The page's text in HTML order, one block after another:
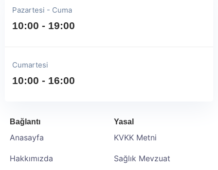
Pazartesi - Cuma
10:00 - 19:00
Cumartesi​
10:00 - 16:00
Bağlantı
Anasayfa
Hakkımızda
Yasal
KVKK Metni
Sağlık Mevzuat